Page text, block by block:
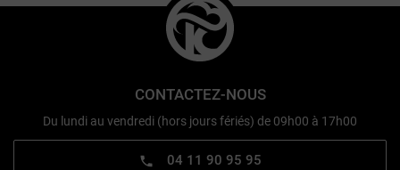
CONTACTEZ-NOUS
Du lundi au vendredi (hors jours fériés) de 09h00 à 17h00
04 11 90 95 95